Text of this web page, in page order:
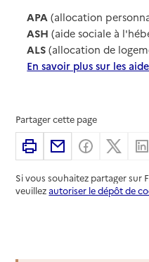
APA (allocation
ASH (aide sociale à
ALS (allocation de
En savoir plus sur les
Partager cette page
ImprimerPartager par
Partager
Si vous souhaitez partager sur
veuillezautoriser le dépôt de